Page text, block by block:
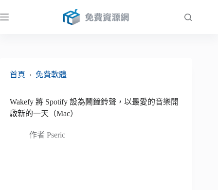
至
首頁
› 免費軟體
Wakefy 將 Spotify 設為鬧鐘鈴聲，以最愛的音樂開
啟新的一天（Mac）
作者 Pseric